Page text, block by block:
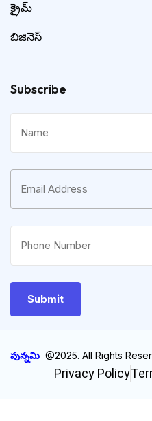
క్రైమ్
బిజినెస్
Subscribe
పున్నమి @2025. All Rights
Privacy Policy